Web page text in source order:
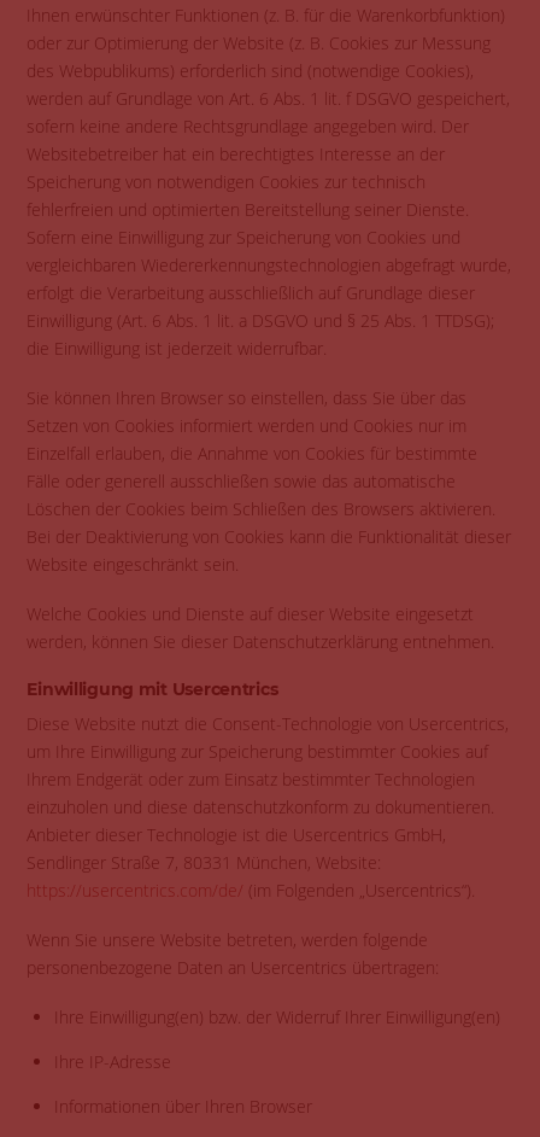
Ihnen erwünschter Funktionen (z. B. für die Warenkorbfunktion)
oder zur Optimierung der Website (z. B. Cookies zur Messung
des Webpublikums) erforderlich sind (notwendige Cookies),
werden auf Grundlage von Art. 6 Abs. 1 lit. f DSGVO gespeichert,
sofern keine andere Rechtsgrundlage angegeben wird. Der
Websitebetreiber hat ein berechtigtes Interesse an der
Speicherung von notwendigen Cookies zur technisch
fehlerfreien und optimierten Bereitstellung seiner Dienste.
Sofern eine Einwilligung zur Speicherung von Cookies und
vergleichbaren Wiedererkennungstechnologien abgefragt wurde,
erfolgt die Verarbeitung ausschließlich auf Grundlage dieser
Einwilligung (Art. 6 Abs. 1 lit. a DSGVO und § 25 Abs. 1 TTDSG);
die Einwilligung ist jederzeit widerrufbar.
Sie können Ihren Browser so einstellen, dass Sie über das
Setzen von Cookies informiert werden und Cookies nur im
Einzelfall erlauben, die Annahme von Cookies für bestimmte
Fälle oder generell ausschließen sowie das automatische
Löschen der Cookies beim Schließen des Browsers aktivieren.
Bei der Deaktivierung von Cookies kann die Funktionalität dieser
Website eingeschränkt sein.
Welche Cookies und Dienste auf dieser Website eingesetzt
werden, können Sie dieser Datenschutzerklärung entnehmen.
Einwilligung mit Usercentrics
Diese Website nutzt die Consent-Technologie von Usercentrics,
um Ihre Einwilligung zur Speicherung bestimmter Cookies auf
Ihrem Endgerät oder zum Einsatz bestimmter Technologien
einzuholen und diese datenschutzkonform zu dokumentieren.
Anbieter dieser Technologie ist die Usercentrics GmbH,
Sendlinger Straße 7, 80331 München, Website:
https://usercentrics.com/de/ (im Folgenden „Usercentrics“).
Wenn Sie unsere Website betreten, werden folgende
personenbezogene Daten an Usercentrics übertragen:
Ihre Einwilligung(en) bzw. der Widerruf Ihrer Einwilligung(en)
Ihre IP-Adresse
Informationen über Ihren Browser